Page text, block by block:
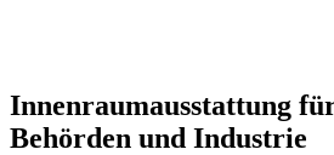
Innenraumausstattung
Behörden und Industrie